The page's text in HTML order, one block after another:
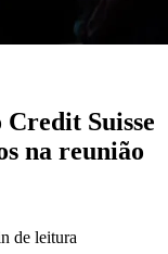
Credit Suisse
na reunião
de leitura